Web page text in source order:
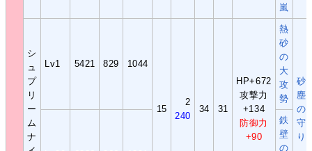
嵐
シ
ュ
プ
リ
ー
ム
ナ
Lv1 5421 829 1044
15
2
240
34 31
HP+672
攻撃力
+134
防御力
+90
熱
砂
の
大
攻
勢
砂
塵
の
守
り
鉄
壁
の